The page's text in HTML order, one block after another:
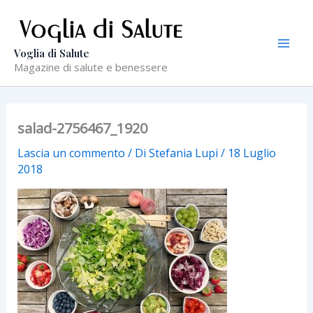
contenuto
Voglia di Salute
Magazine di salute e benessere
salad-2756467_1920
Lascia un commento / Di Stefania Lupi / 18 Luglio
2018